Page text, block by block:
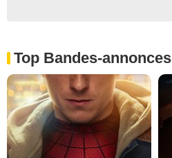
Top Bandes-annonces